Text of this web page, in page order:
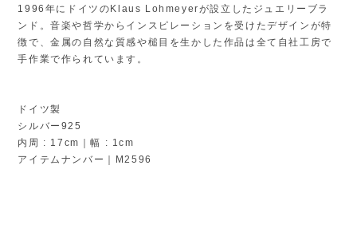
1996年にドイツのKlaus Lohmeyerが設立したジュエリーブラ
ンド。音楽や哲学からインスピレーションを受けたデザインが特
徴で、金属の自然な質感や槌目を生かした作品は全て自社工房で
手作業で作られています。
ドイツ製
シルバー925
内周 : 17cm｜幅 : 1cm
アイテムナンバー｜M2596